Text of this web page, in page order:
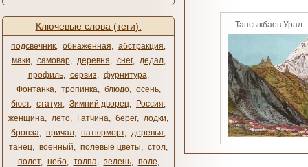
Ключевые слова (теги):
подсвечник, обнаженная, абстракция,
маки, самовар, деревня, снег, дедал,
профиль, сервиз, фурнитура,
Фонтанка, тропинка, блюдо, осень,
бюст, статуя, Зимний дворец, Россия,
женщина, лето, Гатчина, берег, лодки,
бронза, причал, натюрморт, деревья,
танец, военный, полевые цветы, стол,
полет, небо, толпа, зелень, поле,
Тансыкбаев Урал